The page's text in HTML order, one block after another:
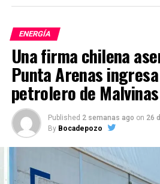
ENERGÍA
Una firma chilena
Punta Arenas
petrolero de Malvinas
Published 2 semanas ago on 26
By Bocadepozo